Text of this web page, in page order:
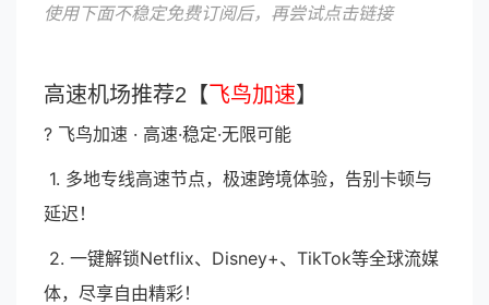
使用下面不稳定免费订阅后，再尝试点击链接
高速机场推荐2【 飞鸟加速】
? 飞鸟加速 · 高速·稳定·无限可能
1. 多地专线高速节点，极速跨境体验，告别卡顿与
延迟！
2. 一键解锁Netflix、Disney+、TikTok等全球流媒
体，尽享自由精彩！